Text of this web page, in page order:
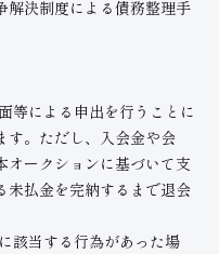
解決制度による債務整理手
等による申出を行うことに
す。ただし、入会金や会
オークションに基づいて支
未払金を完納するまで退会
該当する行為があった場